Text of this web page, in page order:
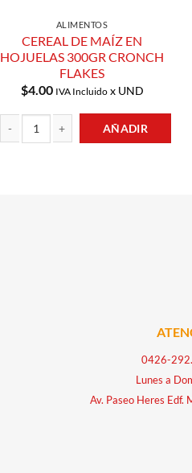
ALIMENTOS
CEREAL DE MAÍZ EN
HOJUELAS 300GR CRONCH
FLAKES
$4.00 IVA Incluidox UND
AÑADIR
0426-
Lunes a
Av. Paseo Heres Edf.